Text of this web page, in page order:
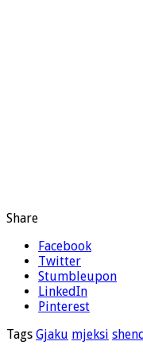
Share
Facebook
Twitter
Stumbleupon
LinkedIn
Pinterest
Tags Gjaku mjeksi